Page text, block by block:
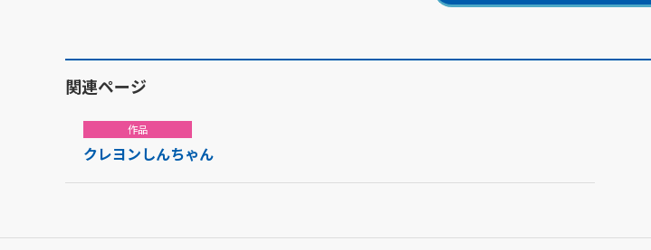
関連ページ
作品
クレヨンしんちゃん